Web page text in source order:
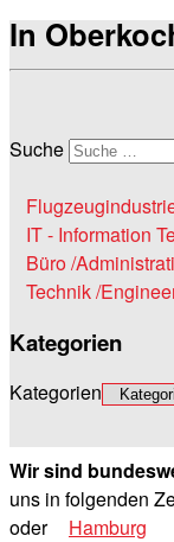
In
Suche
IT - Information
Büro /
Technik /
Kategorien
Kategorien
Wir sind
uns in folgenden
oder
Hamburg